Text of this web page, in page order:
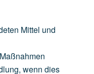
Mittel und
Maßnahmen
wenn dies